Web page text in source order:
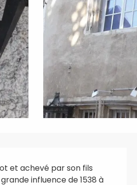
et achevé par son fils
influence de 1538 à